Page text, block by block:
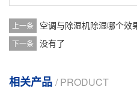
上一条 空调与除湿机除湿哪个效
下一条 没有了
相关产品 / PRODUCT